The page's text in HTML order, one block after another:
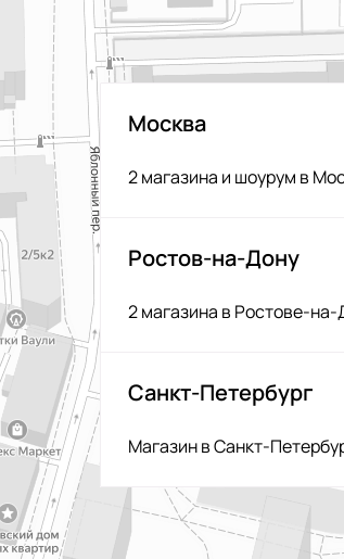
Москва
2 магазина и шоурум в
Ростов-на-Дону
2 магазина в Ростове-
Санкт-Петербург
Магазин в Санкт-